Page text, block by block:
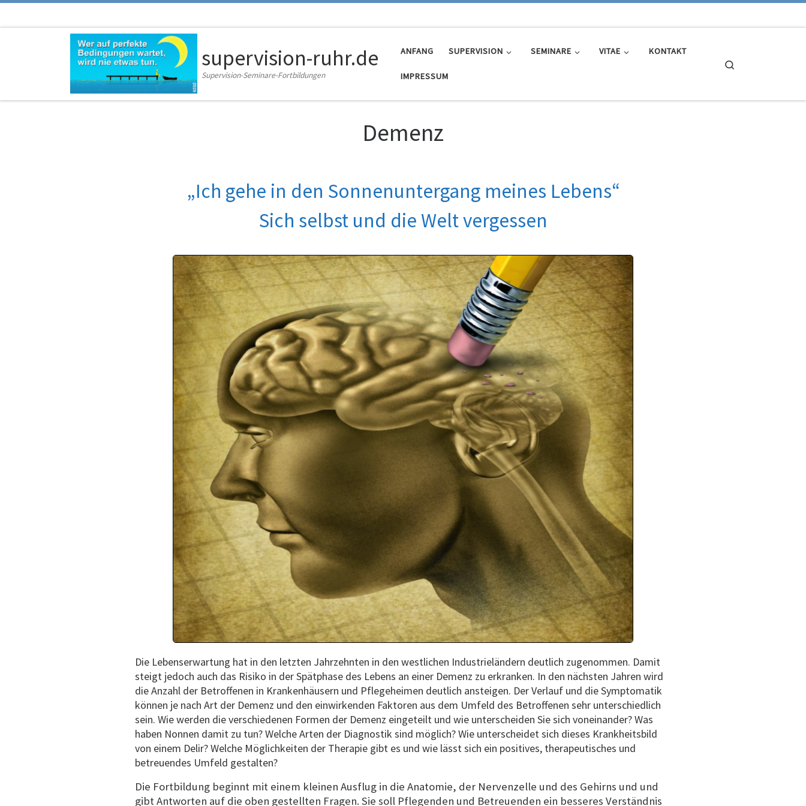
supervision-ruhr.de
Supervision-Seminare-Fortbildungen
ANFANG SUPERVISION SEMINARE VITAE KONTAKT
IMPRESSUM
Demenz
„Ich gehe in den Sonnenuntergang meines Lebens“
Sich selbst und die Welt vergessen
Die Lebenserwartung hat in den letzten Jahrzehnten in den westlichen Industrieländern deutlich zugenommen. Damit
steigt jedoch auch das Risiko in der Spätphase des Lebens an einer Demenz zu erkranken. In den nächsten Jahren wird
die Anzahl der Betroffenen in Krankenhäusern und Pflegeheimen deutlich ansteigen. Der Verlauf und die Symptomatik
können je nach Art der Demenz und den einwirkenden Faktoren aus dem Umfeld des Betroffenen sehr unterschiedlich
sein. Wie werden die verschiedenen Formen der Demenz eingeteilt und wie unterscheiden Sie sich voneinander? Was
haben Nonnen damit zu tun? Welche Arten der Diagnostik sind möglich? Wie unterscheidet sich dieses Krankheitsbild
von einem Delir? Welche Möglichkeiten der Therapie gibt es und wie lässt sich ein positives, therapeutisches und
betreuendes Umfeld gestalten?
Die Fortbildung beginnt mit einem kleinen Ausflug in die Anatomie, der Nervenzelle und des Gehirns und und
gibt Antworten auf die oben gestellten Fragen. Sie soll Pflegenden und Betreuenden ein besseres Verständnis